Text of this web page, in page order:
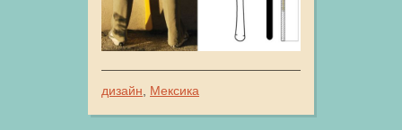
дизайн Мексика